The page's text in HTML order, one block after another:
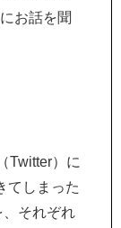
お話を聞
Twitter）に
てしまった
、それぞれ